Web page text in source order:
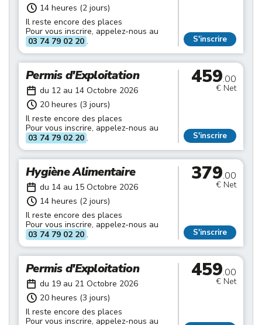
14 heures (2 jours)
Il reste encore des places
Pour vous inscrire, appelez-nous au
03 74 79 02 20 . S'inscrire
Permis d'Exploitation
du 12 au 14 Octobre 2026
20 heures (3 jours)
Il reste encore des places
Pour vous inscrire, appelez-nous au
03 74 79 02 20 .
459.00
€ Net
S'inscrire
Hygiène Alimentaire
du 14 au 15 Octobre 2026
14 heures (2 jours)
Il reste encore des places
Pour vous inscrire, appelez-nous au
03 74 79 02 20 .
379.00
€ Net
S'inscrire
Permis d'Exploitation
du 19 au 21 Octobre 2026
20 heures (3 jours)
Il reste encore des places
Pour vous inscrire, appelez-nous au
459.00
€ Net